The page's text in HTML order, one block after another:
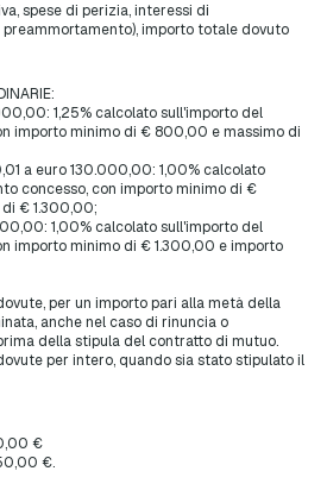
spese di perizia, interessi di
importo totale dovuto
1,25% calcolato sull'importo del
importo minimo di € 800,00 e massimo di
a euro 130.000,00: 1,00% calcolato
concesso, con importo minimo di €
€ 1.300,00;
1,00% calcolato sull'importo del
importo minimo di € 1.300,00 e importo
per un importo pari alla metà della
anche nel caso di rinuncia o
della stipula del contratto di mutuo.
per intero, quando sia stato stipulato il
€
€.